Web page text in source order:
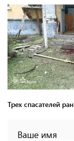
Трех спасателей
Ваше имя